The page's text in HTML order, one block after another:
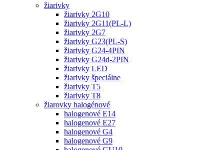
žiarivky
žiarivky 2G10
žiarivky 2G11(PL-L)
žiarivky 2G7
žiarivky G23(PL-S)
žiarivky G24-4PIN
žiarivky G24d-2PIN
žiarivky LED
žiarivky špeciálne
žiarivky T5
žiarivky T8
žiarovky halogénové
halogenové E14
halogenové E27
halogenové G4
halogenové G9